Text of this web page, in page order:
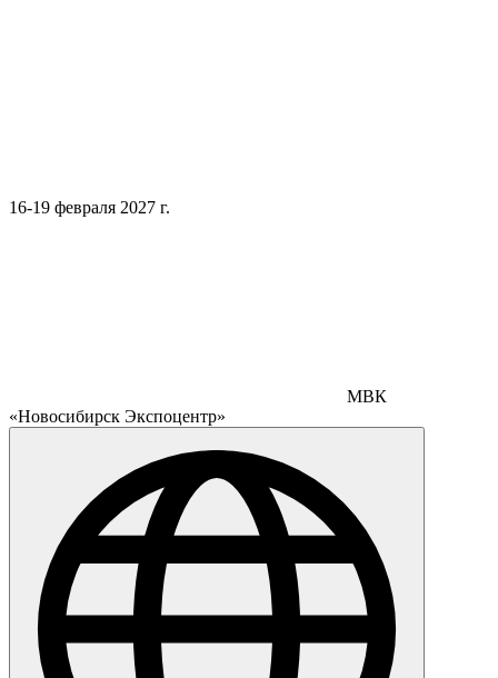
16-19 февраля 2027 г.
МВК
«Новосибирск Экспоцентр»